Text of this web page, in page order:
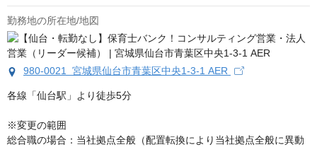
勤務地の所在地/地図
980-0021 宮城県仙台市青葉区中央1-3-1 AER
各線「仙台駅」より徒歩5分
※変更の範囲
総合職の場合：当社拠点全般（配置転換により当社拠点全般に異動